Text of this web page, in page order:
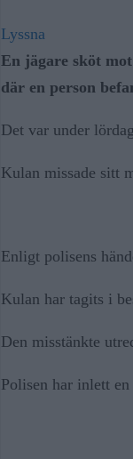
Lyssna
En jägare sköt
där en person
Det var under
Kulan missade sitt
Enligt polisens
Kulan har tagits i
Den misstänkte
Polisen har inlett